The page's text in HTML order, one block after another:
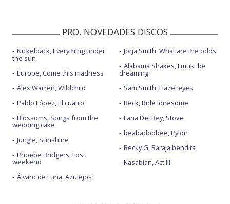
PRO. NOVEDADES DISCOS
Nickelback, Everything under
the sun
Europe, Come this madness
Alex Warren, Wildchild
Pablo López, El cuatro
Blossoms, Songs from the
wedding cake
Jungle, Sunshine
Phoebe Bridgers, Lost
weekend
Álvaro de Luna, Azulejos
Jorja Smith, What are the odds
Alabama Shakes, I must be
dreaming
Sam Smith, Hazel eyes
Beck, Ride lonesome
Lana Del Rey, Stove
beabadoobee, Pylon
Becky G, Baraja bendita
Kasabian, Act III